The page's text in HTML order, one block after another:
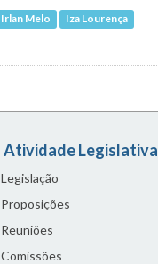
Irlan Melo
Iza Lourença
Atividade Legislativa
Legislação
Proposições
Reuniões
Comissões